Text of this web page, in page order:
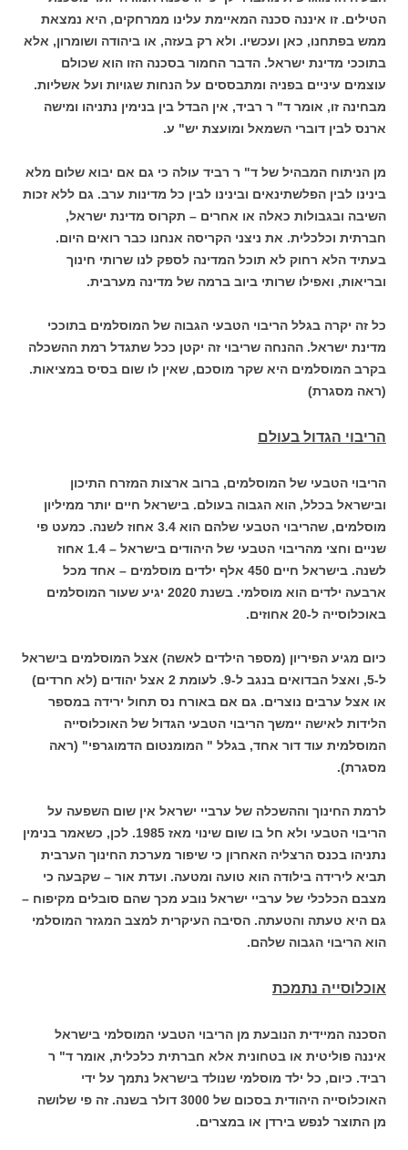
הטילים. זו איננה סכנה המאיימת עלינו ממרחקים, היא נמצאת
ממש בפתחנו, כאן ועכשיו. ולא רק בעזה, או ביהודה ושומרון, אלא
בתוככי מדינת ישראל. הדבר החמור בסכנה הזו הוא שכולם
עוצמים עיניים בפניה ומתבססים על הנחות שגויות ועל אשליות.
מבחינה זו, אומר ד" ר רביד, אין הבדל בין בנימין נתניהו ומישה
ארנס לבין דוברי השמאל ומועצת יש" ע.
מן הניתוח המבהיל של ד" ר רביד עולה כי גם אם יבוא שלום מלא
בינינו לבין הפלשתינאים ובינינו לבין כל מדינות ערב. גם ללא זכות
השיבה ובגבולות כאלה או אחרים – תקרוס מדינת ישראל,
חברתית וכלכלית. את ניצני הקריסה אנחנו כבר רואים היום.
בעתיד הלא רחוק לא תוכל המדינה לספק לנו שרותי חינוך
ובריאות, ואפילו שרותי ביוב ברמה של מדינה מערבית.
כל זה יקרה בגלל הריבוי הטבעי הגבוה של המוסלמים בתוככי
מדינת ישראל. ההנחה שריבוי זה יקטן ככל שתגדל רמת ההשכלה
בקרב המוסלמים היא שקר מוסכם, שאין לו שום בסיס במציאות.
(ראה מסגרת)
הריבוי הגדול בעולם
הריבוי הטבעי של המוסלמים, ברוב ארצות המזרח התיכון
ובישראל בכלל, הוא הגבוה בעולם. בישראל חיים יותר ממיליון
מוסלמים, שהריבוי הטבעי שלהם הוא 3.4 אחוז לשנה. כמעט פי
שניים וחצי מהריבוי הטבעי של היהודים בישראל – 1.4 אחוז
לשנה. בישראל חיים 450 אלף ילדים מוסלמים – אחד מכל
ארבעה ילדים הוא מוסלמי. בשנת 2020 יגיע שעור המוסלמים
באוכלוסייה ל-20 אחוזים.
כיום מגיע הפיריון (מספר הילדים לאשה) אצל המוסלמים בישראל
ל-5, ואצל הבדואים בנגב ל-9. לעומת 2 אצל יהודים (לא חרדים)
או אצל ערבים נוצרים. גם אם באורח נס תחול ירידה במספר
הלידות לאישה יימשך הריבוי הטבעי הגדול של האוכלוסייה
המוסלמית עוד דור אחד, בגלל " המומנטום הדמוגרפי" (ראה
מסגרת).
לרמת החינוך וההשכלה של ערביי ישראל אין שום השפעה על
הריבוי הטבעי ולא חל בו שום שינוי מאז 1985. לכן, כשאמר בנימין
נתניהו בכנס הרצליה האחרון כי שיפור מערכת החינוך הערבית
תביא לירידה בילודה הוא טועה ומטעה. ועדת אור – שקבעה כי
מצבם הכלכלי של ערביי ישראל נובע מכך שהם סובלים מקיפוח –
גם היא טעתה והטעתה. הסיבה העיקרית למצב המגזר המוסלמי
הוא הריבוי הגבוה שלהם.
אוכלוסייה נתמכת
הסכנה המיידית הנובעת מן הריבוי הטבעי המוסלמי בישראל
איננה פוליטית או בטחונית אלא חברתית כלכלית, אומר ד" ר
רביד. כיום, כל ילד מוסלמי שנולד בישראל נתמך על ידי
האוכלוסייה היהודית בסכום של 3000 דולר בשנה. זה פי שלושה
מן התוצר לנפש בירדן או במצרים.